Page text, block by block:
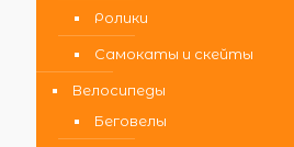
Ролики
Самокаты и скейты
Велосипеды
Беговелы